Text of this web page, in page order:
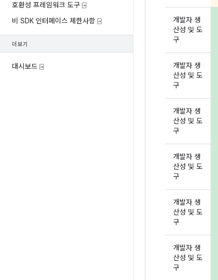
호환성 프레임워크 도구 ⍈
비 SDK 인터페이스 제한사항 ⍈
더보기
대시보드 ⍈
개발자 생
산성 및 도
구
개발자 생
산성 및 도
구
개발자 생
산성 및 도
구
개발자 생
산성 및 도
구
개발자 생
산성 및 도
구
개발자 생
산성 및 도
구